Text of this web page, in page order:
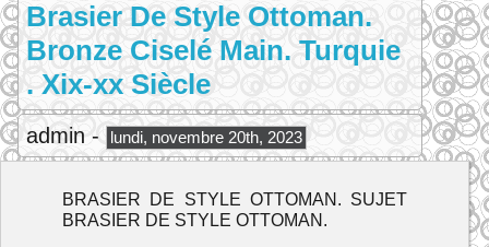
Brasier De Style Ottoman.
Bronze Ciselé Main. Turquie
. Xix-xx Siècle
admin - lundi, novembre 20th, 2023
BRASIER DE STYLE OTTOMAN. SUJET
BRASIER DE STYLE OTTOMAN.